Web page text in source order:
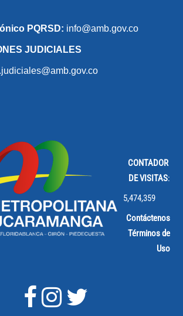
PQRSD: info@amb.gov.co
JUDICIALES
CONTADOR
DE VISITAS:
5,474,359
Contáctenos
Términos de
Uso